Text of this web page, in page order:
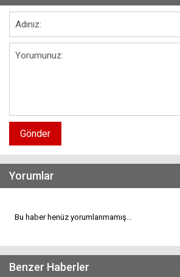
Gönder
Yorumlar
Bu haber henüz yorumlanmamış...
Benzer Haberler